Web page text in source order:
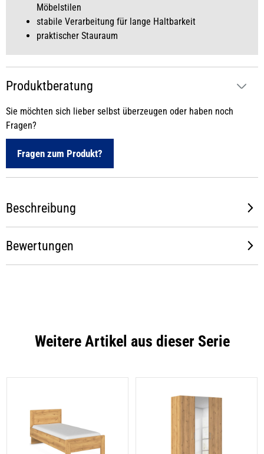
Möbelstilen
stabile Verarbeitung für lange Haltbarkeit
praktischer Stauraum
Produktberatung
Sie möchten sich lieber selbst überzeugen oder haben noch
Fragen?
Fragen zum Produkt?
Beschreibung
Bewertungen
Weitere Artikel aus dieser Serie